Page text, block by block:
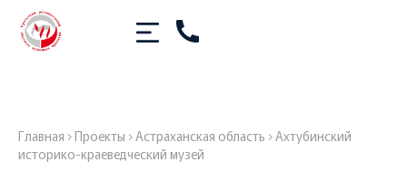
Главная ›Проекты ›Астраханская область ›Ахтубинский
историко-краеведческий музей